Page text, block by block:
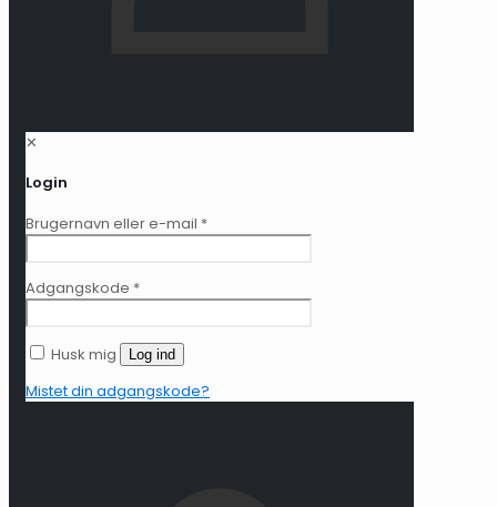
✕
Login
Brugernavn eller e-mail *
Adgangskode *
Husk mig Log ind
Mistet din adgangskode?